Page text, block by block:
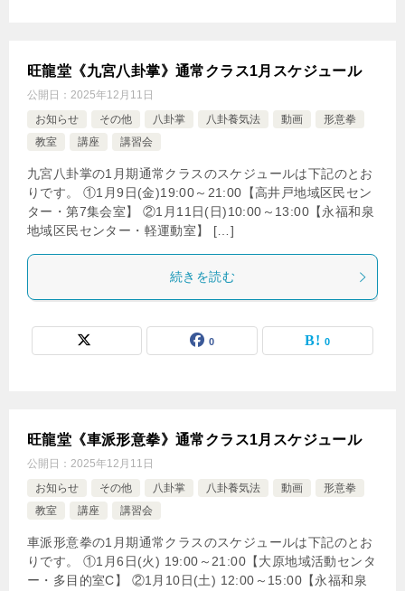
旺龍堂《九宮八卦掌》通常クラス1月スケジュール
公開日： 2025年12月11日
お知らせ
その他 八卦掌 八卦養気法 動画
形意拳
教室
講座 講習会
九宮八卦掌の1月期通常クラスのスケジュールは下記のとお
りです。 ①1月9日(金)19:00～21:00【高井戸地域区民セン
ター・第7集会室】 ②1月11日(日)10:00～13:00【永福和泉
地域区民センター・軽運動室】 […]
続きを読む
0 0
旺龍堂《車派形意拳》通常クラス1月スケジュール
公開日： 2025年12月11日
お知らせ
その他 八卦掌 八卦養気法 動画
形意拳
教室
講座 講習会
車派形意拳の1月期通常クラスのスケジュールは下記のとお
りです。 ①1月6日(火) 19:00～21:00【大原地域活動センタ
ー・多目的室C】 ②1月10日(土) 12:00～15:00【永福和泉